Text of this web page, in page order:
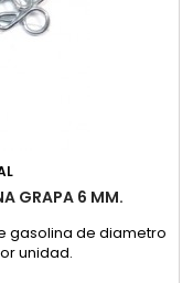
GRAPA 6 MM.
gasolina de diametro
unidad.